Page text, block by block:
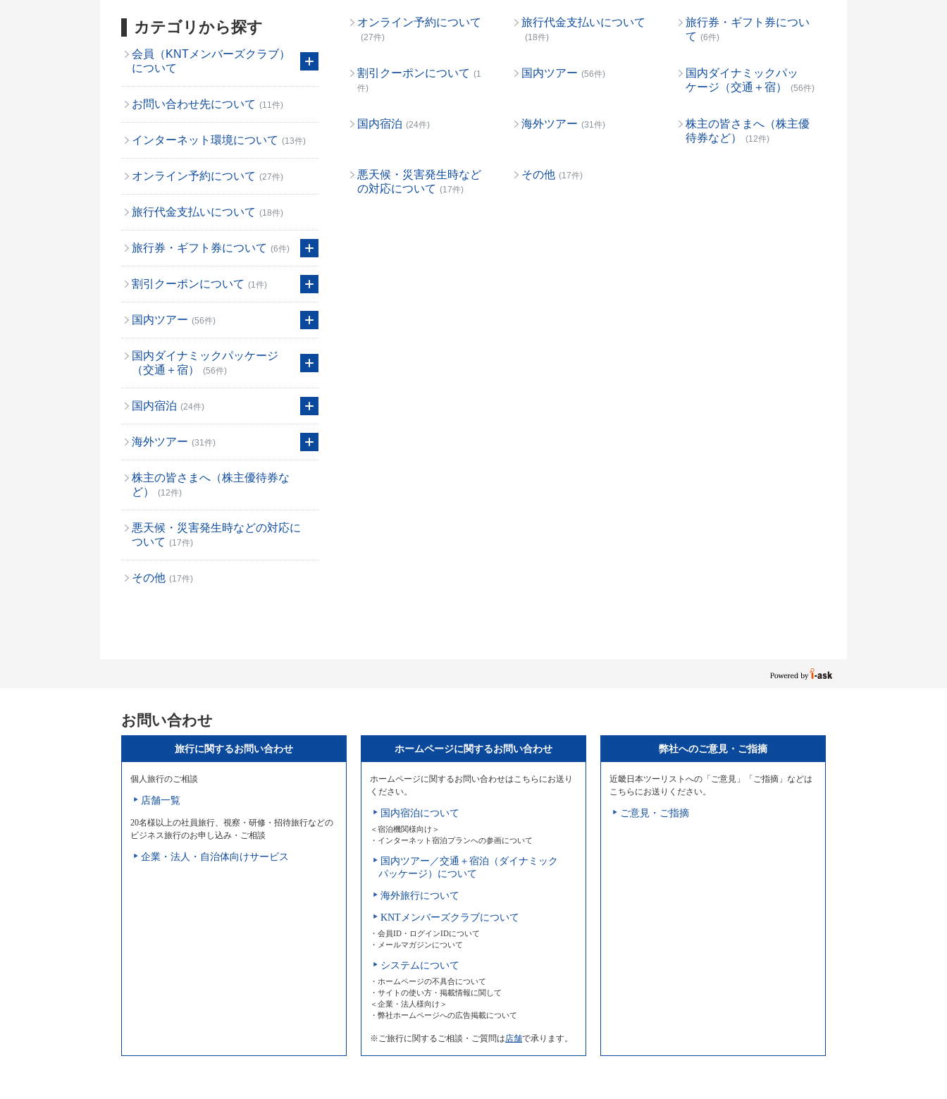
カテゴリから探す
会員（KNTメンバーズクラブ）
について
お問い合わせ先について (11件)
インターネット環境について (13件)
オンライン予約について (27件)
旅行代金支払いについて (18件)
旅行券・ギフト券について (6件)
割引クーポンについて (1件)
国内ツアー (56件)
国内ダイナミックパッケージ
（交通＋宿）
(56件)
国内宿泊 (24件)
海外ツアー (31件)
株主の皆さまへ（株主優待券な
ど）
(12件)
悪天候・災害発生時などの対応に
ついて (17件)
その他 (17件)
オンライン予約について
(27件)
旅行代金支払いについて
(18件)
旅行券・ギフト券につい
て (6件)
割引クーポンについて (1
件)
国内ツアー (56件)
国内ダイナミックパッ
ケージ（交通＋宿）
(56件)
国内宿泊 (24件) 海外ツアー (31件)
株主の皆さまへ（株主優
待券など）
(12件)
悪天候・災害発生時など
の対応について (17件)
その他 (17件)
お問い合わせ
旅行に関するお問い合わせ
個人旅行のご相談
店舗一覧
20名様以上の社員旅行、視察・研修・招待旅行などの
ビジネス旅行のお申し込み・ご相談
企業・法人・自治体向けサービス
ホームページに関するお問い合わせ
ホームページに関するお問い合わせはこちらにお送り
ください。
国内宿泊について
＜宿泊機関様向け＞
・インターネット宿泊プランへの参画について
国内ツアー／交通＋宿泊（ダイナミック
パッケージ）について
海外旅行について
KNTメンバーズクラブについて
・会員ID・ログインIDについて
・メールマガジンについて
システムについて
・ホームページの不具合について
・サイトの使い方・掲載情報に関して
＜企業・法人様向け＞
・弊社ホームページへの広告掲載について
※ご旅行に関するご相談・ご質問は店舗で承ります。
弊社へのご意見・ご指摘
近畿日本ツーリストへの「ご意見」「ご指摘」などは
こちらにお送りください。
ご意見・ご指摘